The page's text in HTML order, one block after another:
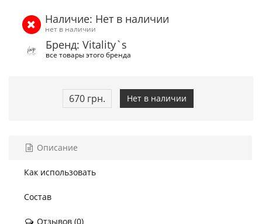
Наличие: Нет в наличии
нет в наличии
Бренд: Vitality`s
все товары этого бренда
670 грн. Нет в наличии
Описание
Как использовать
Состав
Отзывов (0)